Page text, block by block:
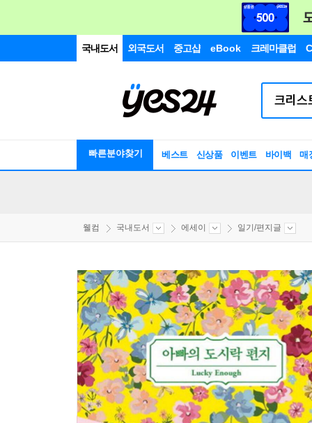
국내도서 외국도서 중고샵 eBook 크레마클럽
빠른분야찾기 베스트 신상품 이벤트 바이백 매
웰컴 국내도서 에세이 일기/편지글